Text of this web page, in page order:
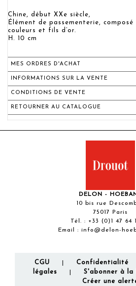
Chine, début XXe siècle,
Élément de passementerie,
couleurs et fils d’or.
H. 10 cm
MES ORDRES D'ACHAT
INFORMATIONS SUR LA VENTE
CONDITIONS DE VENTE
RETOURNER AU CATALOGUE
DELON -
10 bis rue
75017 Paris
Tél. : +33 (0)1 47 64
Email : info@delon-
CGU Confidentialité
légales
S'abonner à la
Créer une